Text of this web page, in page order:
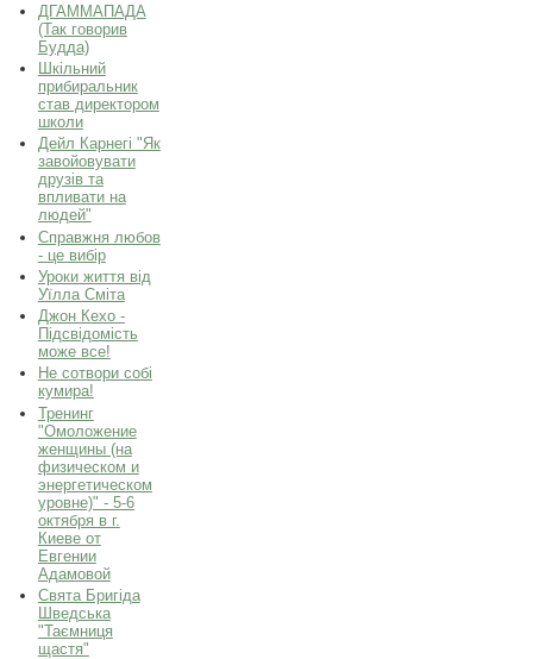
ДГАММАПАДА
(Так говорив
Будда)
Шкільний
прибиральник
став директором
школи
Дейл Карнегі "Як
завойовувати
друзів та
впливати на
людей"
Справжня любов
- це вибір
Уроки життя від
Уїлла Сміта
Джон Кехо -
Підсвідомість
може все!
Не сотвори собі
кумира!
Тренинг
"Омоложение
женщины (на
физическом и
энергетическом
уровне)" - 5-6
октября в г.
Киеве от
Евгении
Адамовой
Свята Бригіда
Шведська
"Таємниця
щастя"